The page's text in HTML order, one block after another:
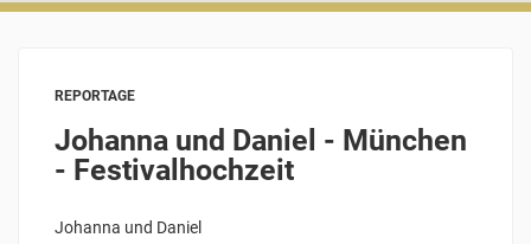
REPORTAGE
Johanna und Daniel - München
- Festivalhochzeit
Johanna und Daniel